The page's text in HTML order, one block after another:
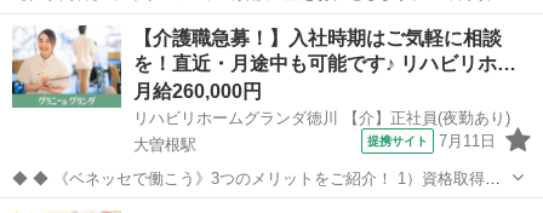
助、入浴介助、排泄介助 ・レクリエーション ・見守り ・送迎 など
デイなので身体介助は少なめ♪ コミュニケーションが取れる利用者さ
んも多...
愛知 名古屋市 介護
【介護職急募！】入社時期はご気軽に相談
を！直近・月途中も可能です♪ リハビリホ…
月給260,000円
リハビリホームグランダ徳川 【介】正社員(夜勤あり)
大曽根駅
提携サイト 7月11日
◆ ◆ 《ベネッセで働こう》3つのメリットをご紹介！ 1）資格取得支
援制度＆受験・研修費の実費負担あり！(規定あり) 2）着実にキャリア